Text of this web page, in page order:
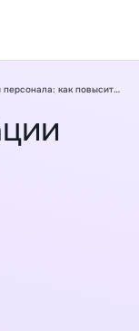
Методы аттестации персонала: как повысить эффективность команды